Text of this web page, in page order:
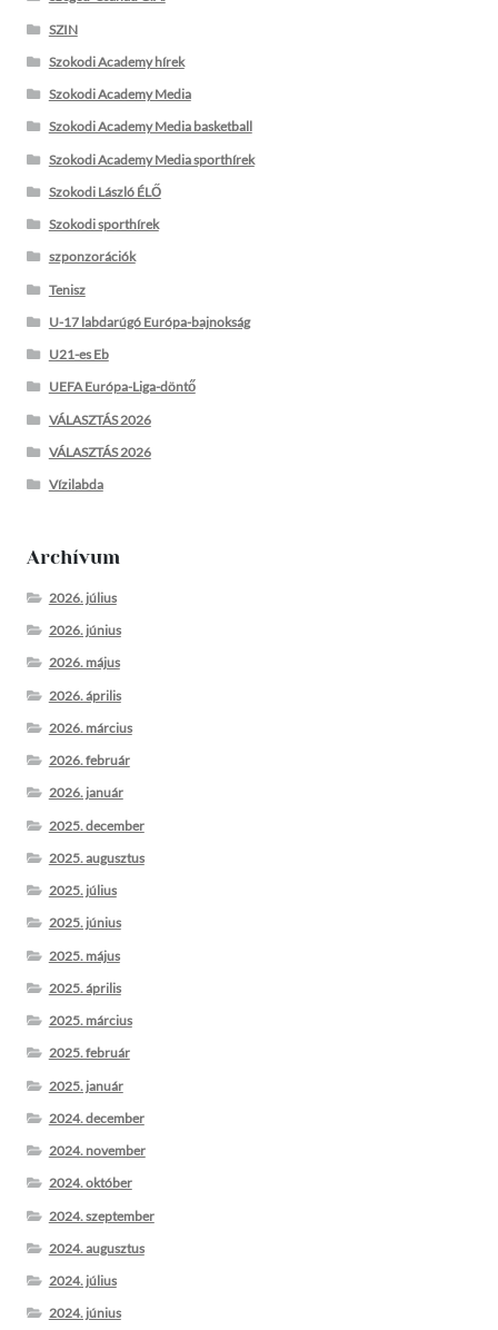
SZIN
Szokodi Academy hírek
Szokodi Academy Media
Szokodi Academy Media basketball
Szokodi Academy Media sporthírek
Szokodi László ÉLŐ
Szokodi sporthírek
szponzorációk
Tenisz
U-17 labdarúgó Európa-bajnokság
U21-es Eb
UEFA Európa-Liga-döntő
VÁLASZTÁS 2026
VÁLASZTÁS 2026
Vízilabda
Archívum
2026. július
2026. június
2026. május
2026. április
2026. március
2026. február
2026. január
2025. december
2025. augusztus
2025. július
2025. június
2025. május
2025. április
2025. március
2025. február
2025. január
2024. december
2024. november
2024. október
2024. szeptember
2024. augusztus
2024. július
2024. június